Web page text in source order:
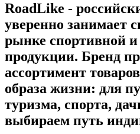
RoadLike -
уверенно занимает
рынке спортивной и
продукции. Бренд
ассортимент
образа жизни: для
туризма, спорта,
выбираем путь